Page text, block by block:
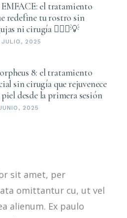
EMFACE: el tratamiento
redefine tu rostro sin
ni cirugía 💆🏻‍♀️💡
JULIO, 2025
8: el tratamiento
sin cirugía que rejuvenece
desde la primera sesión
2025
sit amet, per
omittantur cu, ut vel
alienum. Ex paulo